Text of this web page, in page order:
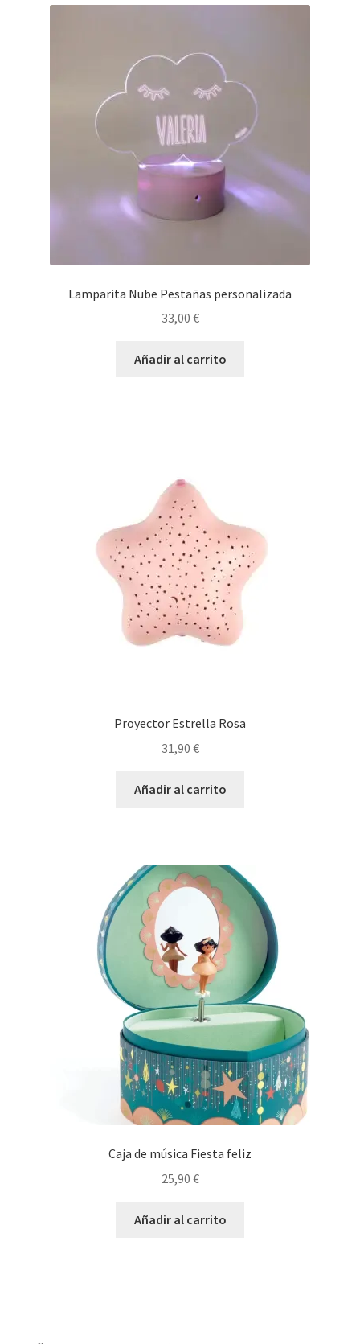
Lamparita Nube Pestañas personalizada
33,00 €
Añadir al carrito
Proyector Estrella Rosa
31,90 €
Añadir al carrito
Caja de música Fiesta feliz
25,90 €
Añadir al carrito